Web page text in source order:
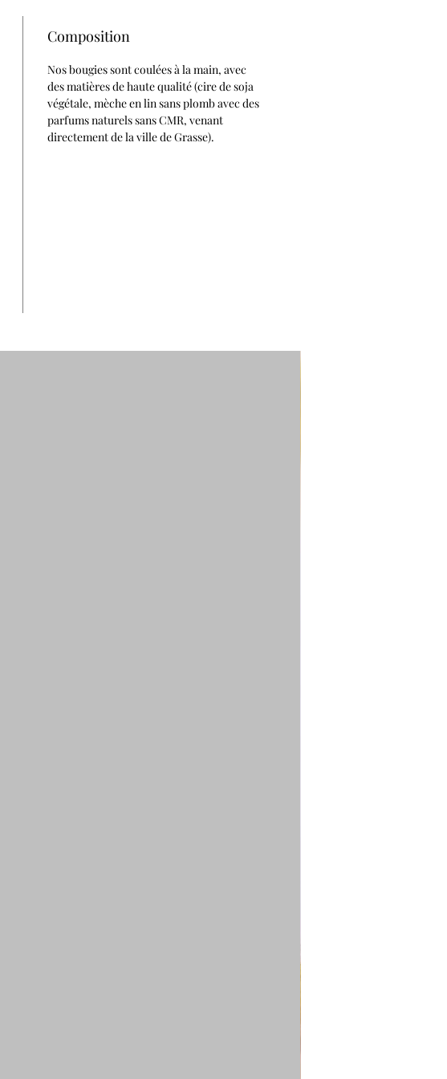
Composition
Nos bougies sont coulées à la main, avec
des matières de haute qualité (cire de soja
végétale, mèche en lin sans plomb avec des
parfums naturels sans CMR, venant
directement de la ville de Grasse).